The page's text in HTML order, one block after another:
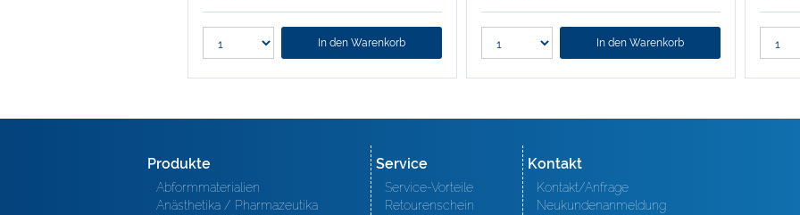
In den Warenkorb In den Warenkorb
Produkte
Abformmaterialien
Anästhetika / Pharmazeutika
Service
Service-Vorteile
Retourenschein
Kontakt
Kontakt/Anfrage
Neukundenanmeldung